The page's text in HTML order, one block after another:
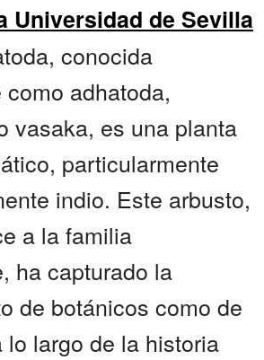
Universidad de Sevilla
conocida
adhatoda,
vasaka, es una planta
particularmente
indio. Este arbusto,
a la familia
ha capturado la
de botánicos como de
lo largo de la historia